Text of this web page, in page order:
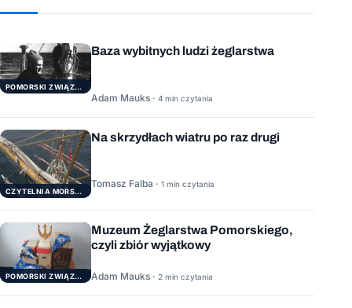
POMORSKI ZWIĄZEK ŻEGLARSKI
Baza wybitnych ludzi żeglarstwa
Adam Mauks · 4 min czytania
CZYTELNIA MORSKA
Na skrzydłach wiatru po raz drugi
Tomasz Falba · 1 min czytania
POMORSKI ZWIĄZEK ŻEGLARSKI
Muzeum Żeglarstwa Pomorskiego,
czyli zbiór wyjątkowy
Adam Mauks · 2 min czytania